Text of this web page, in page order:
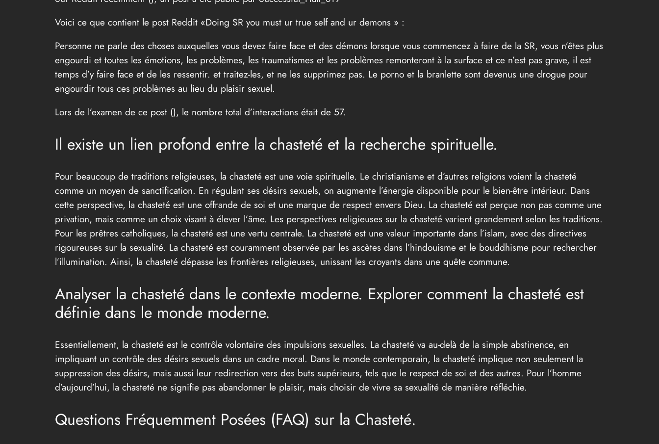
Voici ce que contient le post Reddit «Doing SR you must ur true self and ur demons » :
Personne ne parle des choses auxquelles vous devez faire face et des démons lorsque vous commencez à faire de la SR, vous n’êtes plus
engourdi et toutes les émotions, les problèmes, les traumatismes et les problèmes remonteront à la surface et ce n’est pas grave, il est
temps d’y faire face et de les ressentir. et traitez-les, et ne les supprimez pas. Le porno et la branlette sont devenus une drogue pour
engourdir tous ces problèmes au lieu du plaisir sexuel.
Lors de l’examen de ce post (), le nombre total d’interactions était de 57.
Il existe un lien profond entre la chasteté et la recherche spirituelle.
Pour beaucoup de traditions religieuses, la chasteté est une voie spirituelle. Le christianisme et d’autres religions voient la chasteté
comme un moyen de sanctification. En régulant ses désirs sexuels, on augmente l’énergie disponible pour le bien-être intérieur. Dans
cette perspective, la chasteté est une offrande de soi et une marque de respect envers Dieu. La chasteté est perçue non pas comme une
privation, mais comme un choix visant à élever l’âme. Les perspectives religieuses sur la chasteté varient grandement selon les traditions.
Pour les prêtres catholiques, la chasteté est une vertu centrale. La chasteté est une valeur importante dans l’islam, avec des directives
rigoureuses sur la sexualité. La chasteté est couramment observée par les ascètes dans l’hindouisme et le bouddhisme pour rechercher
l’illumination. Ainsi, la chasteté dépasse les frontières religieuses, unissant les croyants dans une quête commune.
Analyser la chasteté dans le contexte moderne. Explorer comment la chasteté est
définie dans le monde moderne.
Essentiellement, la chasteté est le contrôle volontaire des impulsions sexuelles. La chasteté va au-delà de la simple abstinence, en
impliquant un contrôle des désirs sexuels dans un cadre moral. Dans le monde contemporain, la chasteté implique non seulement la
suppression des désirs, mais aussi leur redirection vers des buts supérieurs, tels que le respect de soi et des autres. Pour l’homme
d’aujourd’hui, la chasteté ne signifie pas abandonner le plaisir, mais choisir de vivre sa sexualité de manière réfléchie.
Questions Fréquemment Posées (FAQ) sur la Chasteté.